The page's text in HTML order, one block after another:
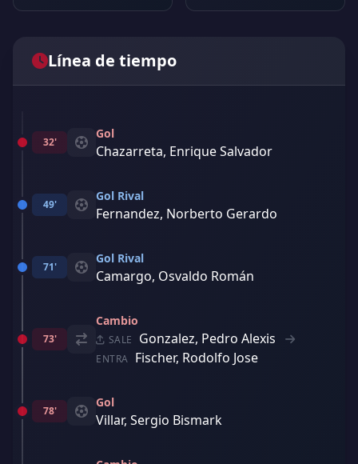
Línea de tiempo
32'
Gol
Chazarreta, Enrique Salvador
49'
Gol Rival
Fernandez, Norberto Gerardo
71'
Gol Rival
Camargo, Osvaldo Román
73'
Cambio
SALE Gonzalez, Pedro Alexis
ENTRA Fischer, Rodolfo Jose
78'
Gol
Villar, Sergio Bismark